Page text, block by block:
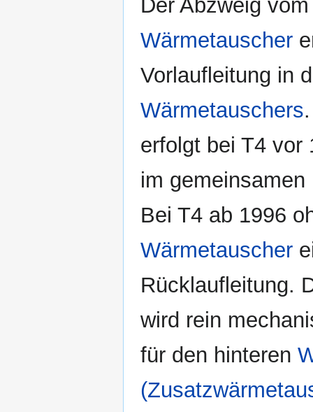
Der Abzweig
Wärmetauscher
Vorlaufleitung in
Wärmetauschers
erfolgt bei T4
im
Bei T4 ab 1996
Wärmetauscher
Rücklaufleitung.
wird rein
für den hinteren